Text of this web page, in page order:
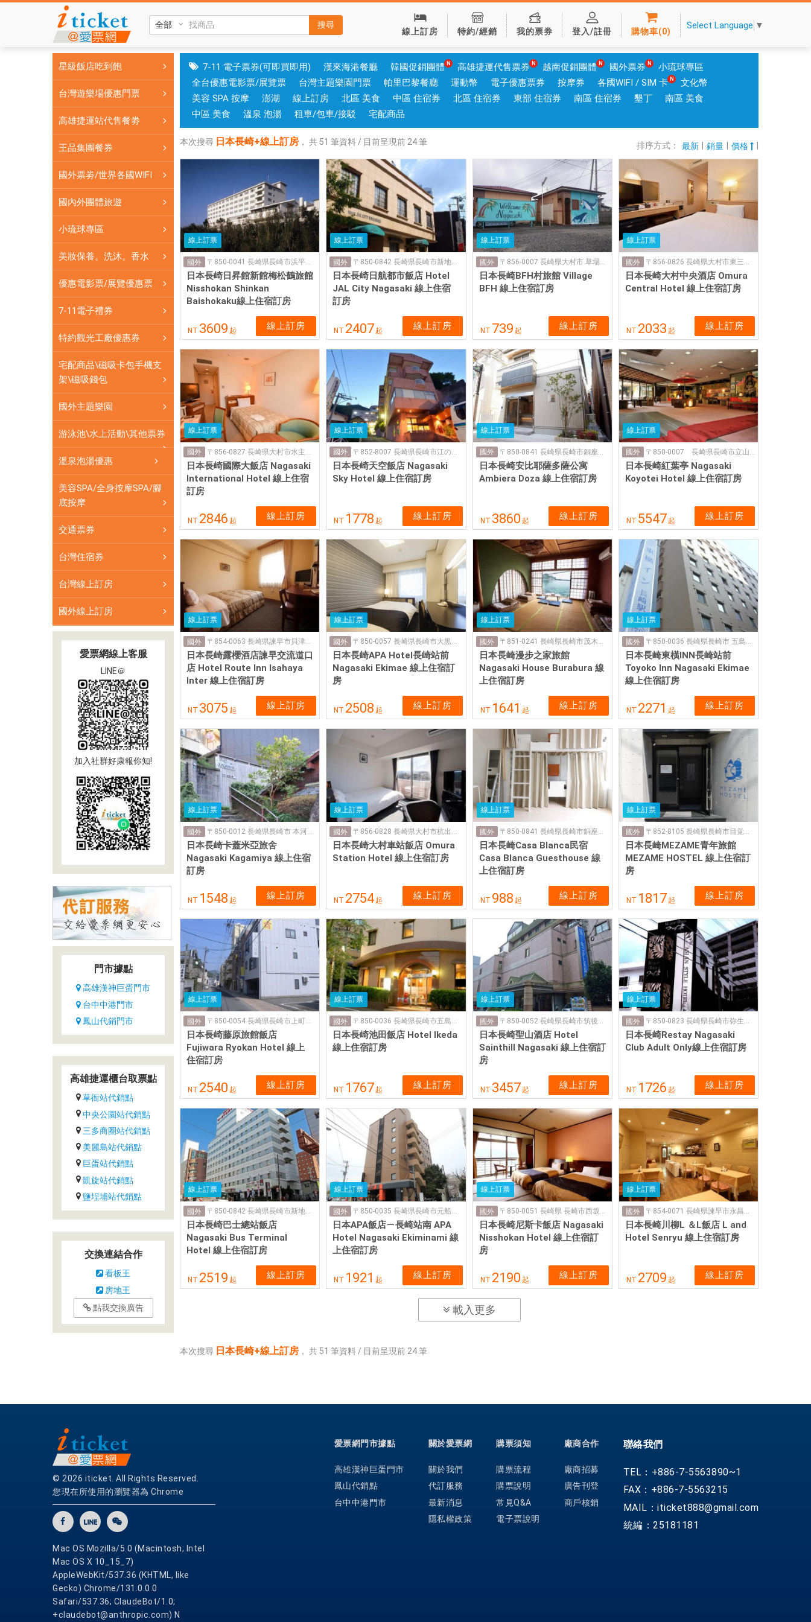
崎
訂
房|
台
高
雄
實
門
市，
票
券
買
即
用
搜尋
線上訂房 特約/經銷 我的票券 登入/註冊 購物車(0)
Select Language ▼
星級飯店吃到飽
台灣遊樂場優惠門票
高雄捷運站代售餐劵
王品集團餐券
國外票劵/世界各國WIFI
國內外團體旅遊
小琉球專區
美妝保養。洗沐。香水
優惠電影票/展覽優惠票
7-11電子禮券
特約觀光工廠優惠券
宅配商品\磁吸卡包手機支
架\磁吸錢包
國外主題樂園
游泳池\水上活動\其他票券
溫泉泡湯優惠
美容SPA/全身按摩SPA/腳
底按摩
交通票券
台灣住宿券
台灣線上訂房
國外線上訂房
愛票網線上客服
LINE＠
加入社群好康報你知!
門市據點
高雄漢神巨蛋門市
台中中港門市
鳳山代銷門市
高雄捷運櫃台取票點
草衙站代銷點
中央公園站代銷點
三多商圈站代銷點
美麗島站代銷點
巨蛋站代銷點
凱旋站代銷點
鹽埕埔站代銷點
交換連結合作
看板王
房地王
點我交換廣告
7-11 電子票券(可即買即用) 漢來海港餐廳 韓國促銷團體 高雄捷運代售票券 越南促銷團體 國外票券
小琉球專區
全台優惠電影票/展覽票
台灣主題樂園門票 帕里巴黎餐廳 運動幣 電子優惠票券 按摩券 各國WIFI / SIM 卡
文化幣
美容 SPA 按摩
澎湖 線上訂房 北區 美食 中區 住宿券 北區 住宿券 東部 住宿券 南區 住宿券 墾丁
南區 美食
中區 美食
溫泉 泡湯 租車/包車/接駁 宅配商品
本次搜尋 日本長崎+線上訂房 ， 共 51 筆資料 / 目前呈現前 24 筆 排序方式： 最新 銷量 價格
線上訂票
國外 〒850-0041 長崎県長崎市浜平２丁目１４−1
日本長崎日昇館新館梅松鶴旅館
Nisshokan Shinkan
Baishokaku線上住宿訂房
NT 3609 起 線上訂房
線上訂票
國外 〒850-0842 長崎県長崎市新地町１３−10
日本長崎日航都市飯店 Hotel
JAL City Nagasaki 線上住宿
訂房
NT 2407 起 線上訂房
線上訂票
國外 〒856-0007 長崎県大村市 草場町７９０-1
日本長崎BFH村旅館 Village
BFH 線上住宿訂房
NT 739 起 線上訂房
線上訂票
國外 〒856-0826 長崎県大村市東三城町18-13
日本長崎大村中央酒店 Omura
Central Hotel 線上住宿訂房
NT 2033 起 線上訂房
線上訂票
國外
日本長崎國際大飯店 Nagasaki
International Hotel 線上住宿
訂房
NT 2846 起 線上訂房
線上訂票
國外
日本長崎天空飯店 Nagasaki
Sky Hotel 線上住宿訂房
NT 1778 起 線上訂房
線上訂票
國外
日本長崎安比耶薩多薩公寓
Ambiera Doza 線上住宿訂房
NT 3860 起 線上訂房
線上訂票
國外
日本長崎紅葉亭 Nagasaki
Koyotei Hotel 線上住宿訂房
NT 5547 起 線上訂房
線上訂票
國外 〒854-0063 長崎県諫早市貝津町1682-1
日本長崎露櫻酒店諫早交流道口
店 Hotel Route Inn Isahaya
Inter 線上住宿訂房
NT 3075 起 線上訂房
線上訂票
國外 〒850-0057 長崎県長崎市大黒町２−1
日本長崎APA Hotel長崎站前
Nagasaki Ekimae 線上住宿訂
房
NT 2508 起 線上訂房
線上訂票
國外 〒851-0241 長崎県長崎市茂木町2190-11
日本長崎漫步之家旅館
Nagasaki House Burabura 線
上住宿訂房
NT 1641 起 線上訂房
線上訂票
國外 〒850-0036 長崎県長崎市 五島町５−４５
日本長崎東橫INN長崎站前
Toyoko Inn Nagasaki Ekimae
線上住宿訂房
NT 2271 起 線上訂房
線上訂票
國外
日本長崎卡蓋米亞旅舍
Nagasaki Kagamiya 線上住宿
訂房
NT 1548 起 線上訂房
線上訂票
國外
日本長崎大村車站飯店 Omura
Station Hotel 線上住宿訂房
NT 2754 起 線上訂房
線上訂票
國外
日本長崎Casa Blanca民宿
Casa Blanca Guesthouse 線
上住宿訂房
NT 988 起 線上訂房
線上訂票
國外
日本長崎MEZAME青年旅館
MEZAME HOSTEL 線上住宿訂
房
NT 1817 起 線上訂房
線上訂票
國外 〒850-0054 長崎県長崎市上町６−12
日本長崎藤原旅館飯店
Fujiwara Ryokan Hotel 線上
住宿訂房
NT 2540 起 線上訂房
線上訂票
國外 〒850-0036 長崎県長崎市五島町６−23
日本長崎池田飯店 Hotel Ikeda
線上住宿訂房
NT 1767 起 線上訂房
線上訂票
國外 〒850-0052 長崎県長崎市筑後町４−10
日本長崎聖山酒店 Hotel
Sainthill Nagasaki 線上住宿訂
房
NT 3457 起 線上訂房
線上訂票
國外 〒850-0823 長崎県長崎市弥生町５
日本長崎Restay Nagasaki
Club Adult Only線上住宿訂房
NT 1726 起 線上訂房
線上訂票
國外
日本長崎巴士總站飯店
Nagasaki Bus Terminal
Hotel 線上住宿訂房
NT 2519 起 線上訂房
線上訂票
國外
日本APA飯店ㄧ長崎站南 APA
Hotel Nagasaki Ekiminami 線
上住宿訂房
NT 1921 起 線上訂房
線上訂票
國外
日本長崎尼斯卡飯店 Nagasaki
Nisshokan Hotel 線上住宿訂
房
NT 2190 起 線上訂房
線上訂票
國外
日本長崎川柳L ＆L飯店 L and
Hotel Senryu 線上住宿訂房
NT 2709 起 線上訂房
載入更多
本次搜尋 日本長崎+線上訂房 ， 共 51 筆資料 / 目前呈現前 24 筆
© 2026 iticket. All Rights Reserved.
您現在所使用的瀏覽器為 Chrome
Mac OS Mozilla/5.0 (Macintosh; Intel
Mac OS X 10_15_7)
AppleWebKit/537.36 (KHTML, like
Gecko) Chrome/131.0.0.0
Safari/537.36; ClaudeBot/1.0;
+claudebot@anthropic.com) N
聯絡我們
TEL：+886-7-5563890~1
FAX：+886-7-5563215
MAIL：iticket888@gmail.com
統編：25181181
廠商合作
廠商招募
廣告刊登
商戶核銷
購票須知
購票流程
購票說明
常見Q&A
電子票說明
關於愛票網
關於我們
代訂服務
最新消息
隱私權政策
愛票網門市據點
高雄漢神巨蛋門市
鳳山代銷點
台中中港門市